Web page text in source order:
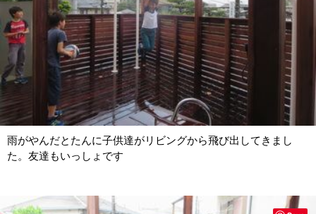
雨がやんだとたんに子供達がリビングから飛び出してきまし
た。友達もいっしょです